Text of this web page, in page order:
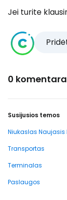
Jei turite
0
Susijusios temos
Niukaslas Naujasis
Transportas
Terminalas
Paslaugos